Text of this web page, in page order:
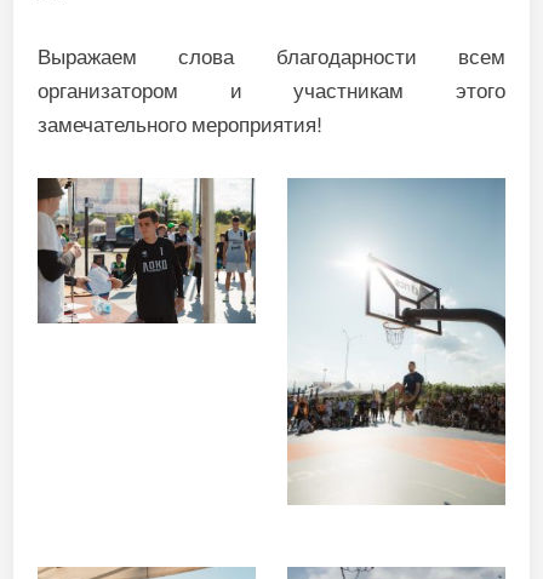
Выражаем слова благодарности всем
организатором и участникам этого
замечательного мероприятия!